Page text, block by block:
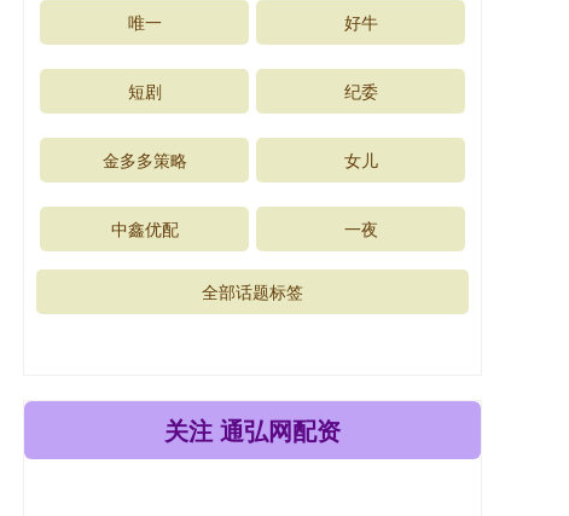
唯一 好牛
短剧 纪委
金多多策略 女儿
中鑫优配 一夜
全部话题标签
关注 通弘网配资